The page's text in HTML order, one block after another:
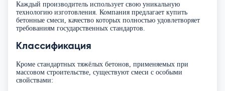
Каждый производитель использует свою уникальную
технологию изготовления. Компания предлагает купить
бетонные смеси, качество которых полностью удовлетворяет
требованиям государственных стандартов.
Классификация
Кроме стандартных тяжёлых бетонов, применяемых при
массовом строительстве, существуют смеси с особыми
свойствами: